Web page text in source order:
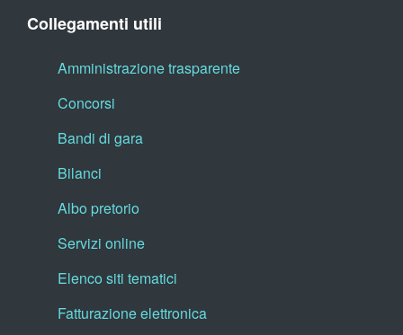
Collegamenti utili
Amministrazione trasparente
Concorsi
Bandi di gara
Bilanci
Albo pretorio
Servizi online
Elenco siti tematici
Fatturazione elettronica